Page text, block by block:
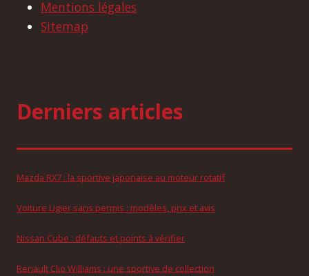
Mentions légales
Sitemap
Derniers articles
Mazda RX7 : la sportive japonaise au moteur rotatif
Voiture Ligier sans permis : modèles, prix et avis
Nissan Cube : défauts et points à vérifier
Renault Clio Williams : une sportive de collection